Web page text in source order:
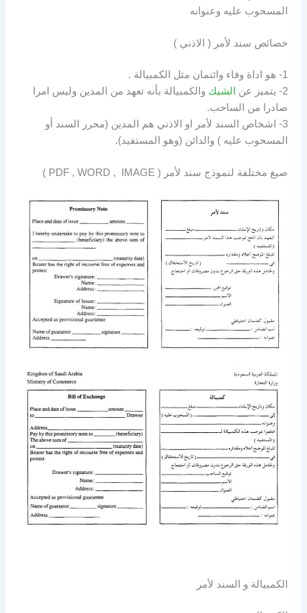
المسحوب عليه وعنوانه
خصائص سند لأمر ( الاذني )
1- هو اداة وفاء وائتمان مثل الكمبيالة .
2- يتميز عن
الشيك والكمبيالة بأنه تعهد من المدين وليس امرا
صادرا من الساحب.
3- اشخاص السند لأمر او الاذني هم المدين (محرر السند أو
المسحوب عليه ) والدائن (وهو المستفيد).
صيغ مختلفة لنموذج سند لأمر ( PDF , WORD , IMAGE )
الكمبيالة و السند لأمر